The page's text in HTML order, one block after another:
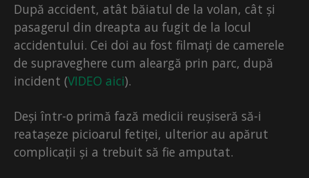
După accident, atât băiatul de la volan, cât și
pasagerul din dreapta au fugit de la locul
accidentului. Cei doi au fost filmați de camerele
de supraveghere cum aleargă prin parc, după
incident (VIDEO aici).
Deși într-o primă fază medicii reușiseră să-i
reatașeze picioarul fetiței, ulterior au apărut
complicații și a trebuit să fie amputat.